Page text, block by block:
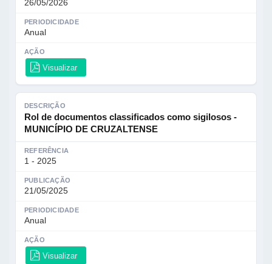
26/05/2026
PERIODICIDADE
Anual
AÇÃO
Visualizar
DESCRIÇÃO
Rol de documentos classificados como sigilosos -
MUNICÍPIO DE CRUZALTENSE
REFERÊNCIA
1 - 2025
PUBLICAÇÃO
21/05/2025
PERIODICIDADE
Anual
AÇÃO
Visualizar